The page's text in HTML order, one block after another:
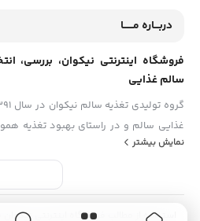
دربـــاره مــــــا
فروشگاه اینترنتی نیکوان، بررسی،
سالم غذایی
غذایی سالم و در راستای بهبود تغذیه
های ارائه مواد غذایی ارگانیک (بکر) و
شیمیایی و نیز مطالعه و پژوهش در
خوراکی آغاز نمود و هم اکنون با بهره‏
‏بعنوان یکی از تولیدکنندگان اصلی روغن
نمایش بیشتر
استفاده از مطالب فروشگاه اینترنتی